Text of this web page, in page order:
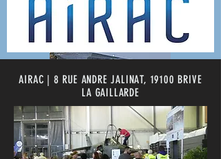
AIRAC | 8 RUE ANDRE JALINAT, 19100 BRIVE
LA GAILLARDE